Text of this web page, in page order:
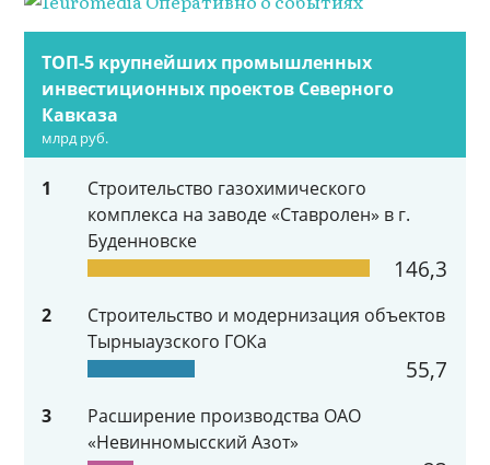
ТОП-5 крупнейших промышленных
инвестиционных проектов Северного
Кавказа
млрд руб.
1
Строительство газохимического
комплекса на заводе «Ставролен» в г.
Буденновске
146,3
2
Строительство и модернизация объектов
Тырныаузского ГОКа
55,7
3
Расширение производства ОАО
«Невинномысский Азот»